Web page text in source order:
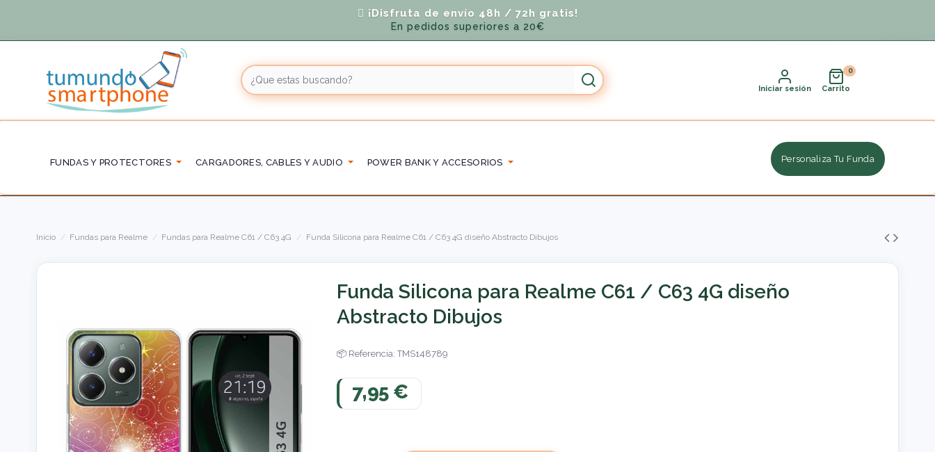
¡Disfruta de envío 48h / 72h gratis!
En pedidos superiores a 20€
Iniciar sesión Carrito
FUNDAS Y PROTECTORES CARGADORES, CABLES Y AUDIO POWER BANK Y ACCESORIOS Personaliza Tu Funda
Inicio Fundas para Realme Fundas para Realme C61 / C63 4G Funda Silicona para Realme C61 / C63 4G diseño Abstracto Dibujos
Funda Silicona para Realme C61 / C63 4G diseño
Abstracto Dibujos
Referencia: TMS148789
7,95 €